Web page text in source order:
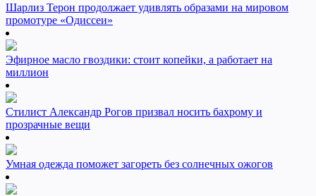
Шарлиз Терон продолжает удивлять образами на мировом
промотуре «Одиссеи»
Эфирное масло гвоздики: стоит копейки, а работает на
миллион
Стилист Александр Рогов призвал носить бахрому и
прозрачные вещи
Умная одежда поможет загореть без солнечных ожогов